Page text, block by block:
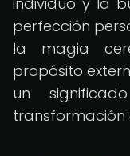
perfección
la magia
propósito
un
transformación